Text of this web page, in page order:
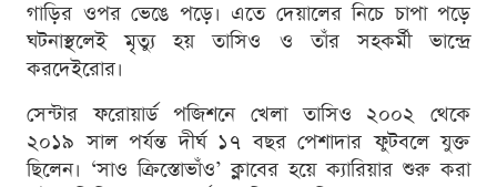
গাড়ির ওপর ভেঙে পড়ে। এতে দেয়ালের নিচে চাপা পড়ে
ঘটনাস্থলেই মৃত্যু হয় তাসিও ও তাঁর সহকর্মী ভান্দ্রে
করদেইরোর।
সেন্টার ফরোয়ার্ড পজিশনে খেলা তাসিও ২০০২ থেকে
২০১৯ সাল পর্যন্ত দীর্ঘ ১৭ বছর পেশাদার ফুটবলে যুক্ত
ছিলেন। ‘সাও ক্রিস্তোভাঁও’ ক্লাবের হয়ে ক্যারিয়ার শুরু করা